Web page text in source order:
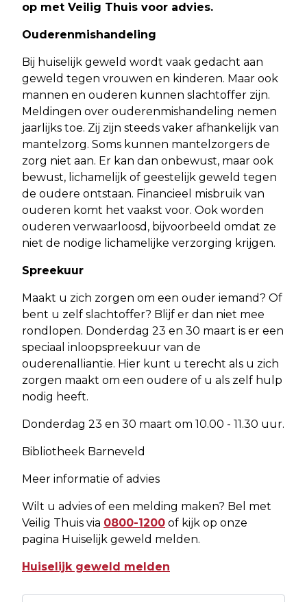
op met Veilig Thuis voor advies.
Ouderenmishandeling
Bij huiselijk geweld wordt vaak gedacht aan
geweld tegen vrouwen en kinderen. Maar ook
mannen en ouderen kunnen slachtoffer zijn.
Meldingen over ouderenmishandeling nemen
jaarlijks toe. Zij zijn steeds vaker afhankelijk van
mantelzorg. Soms kunnen mantelzorgers de
zorg niet aan. Er kan dan onbewust, maar ook
bewust, lichamelijk of geestelijk geweld tegen
de oudere ontstaan. Financieel misbruik van
ouderen komt het vaakst voor. Ook worden
ouderen verwaarloosd, bijvoorbeeld omdat ze
niet de nodige lichamelijke verzorging krijgen.
Spreekuur
Maakt u zich zorgen om een ouder iemand? Of
bent u zelf slachtoffer? Blijf er dan niet mee
rondlopen. Donderdag 23 en 30 maart is er een
speciaal inloopspreekuur van de
ouderenalliantie. Hier kunt u terecht als u zich
zorgen maakt om een oudere of u als zelf hulp
nodig heeft.
Donderdag 23 en 30 maart om 10.00 - 11.30 uur.
Bibliotheek Barneveld
Meer informatie of advies
Wilt u advies of een melding maken? Bel met
Veilig Thuis via 0800-1200 of kijk op onze
pagina Huiselijk geweld melden.
Huiselijk geweld melden